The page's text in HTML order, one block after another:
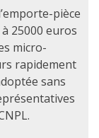
pièce
25000 euros
micro-
rapidement
sans